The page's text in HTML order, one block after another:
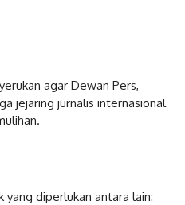
agar Dewan Pers,
jejaring jurnalis internasional
diperlukan antara lain: